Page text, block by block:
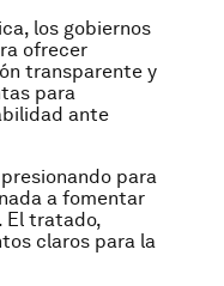
los gobiernos
ofrecer
transparente y
para
ante
para
a fomentar
El tratado,
claros para la